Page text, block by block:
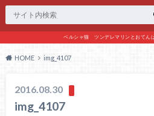
ペルシャ猫 ツンデレマリンとおてん
HOME img_4107
2016.08.30
img_4107